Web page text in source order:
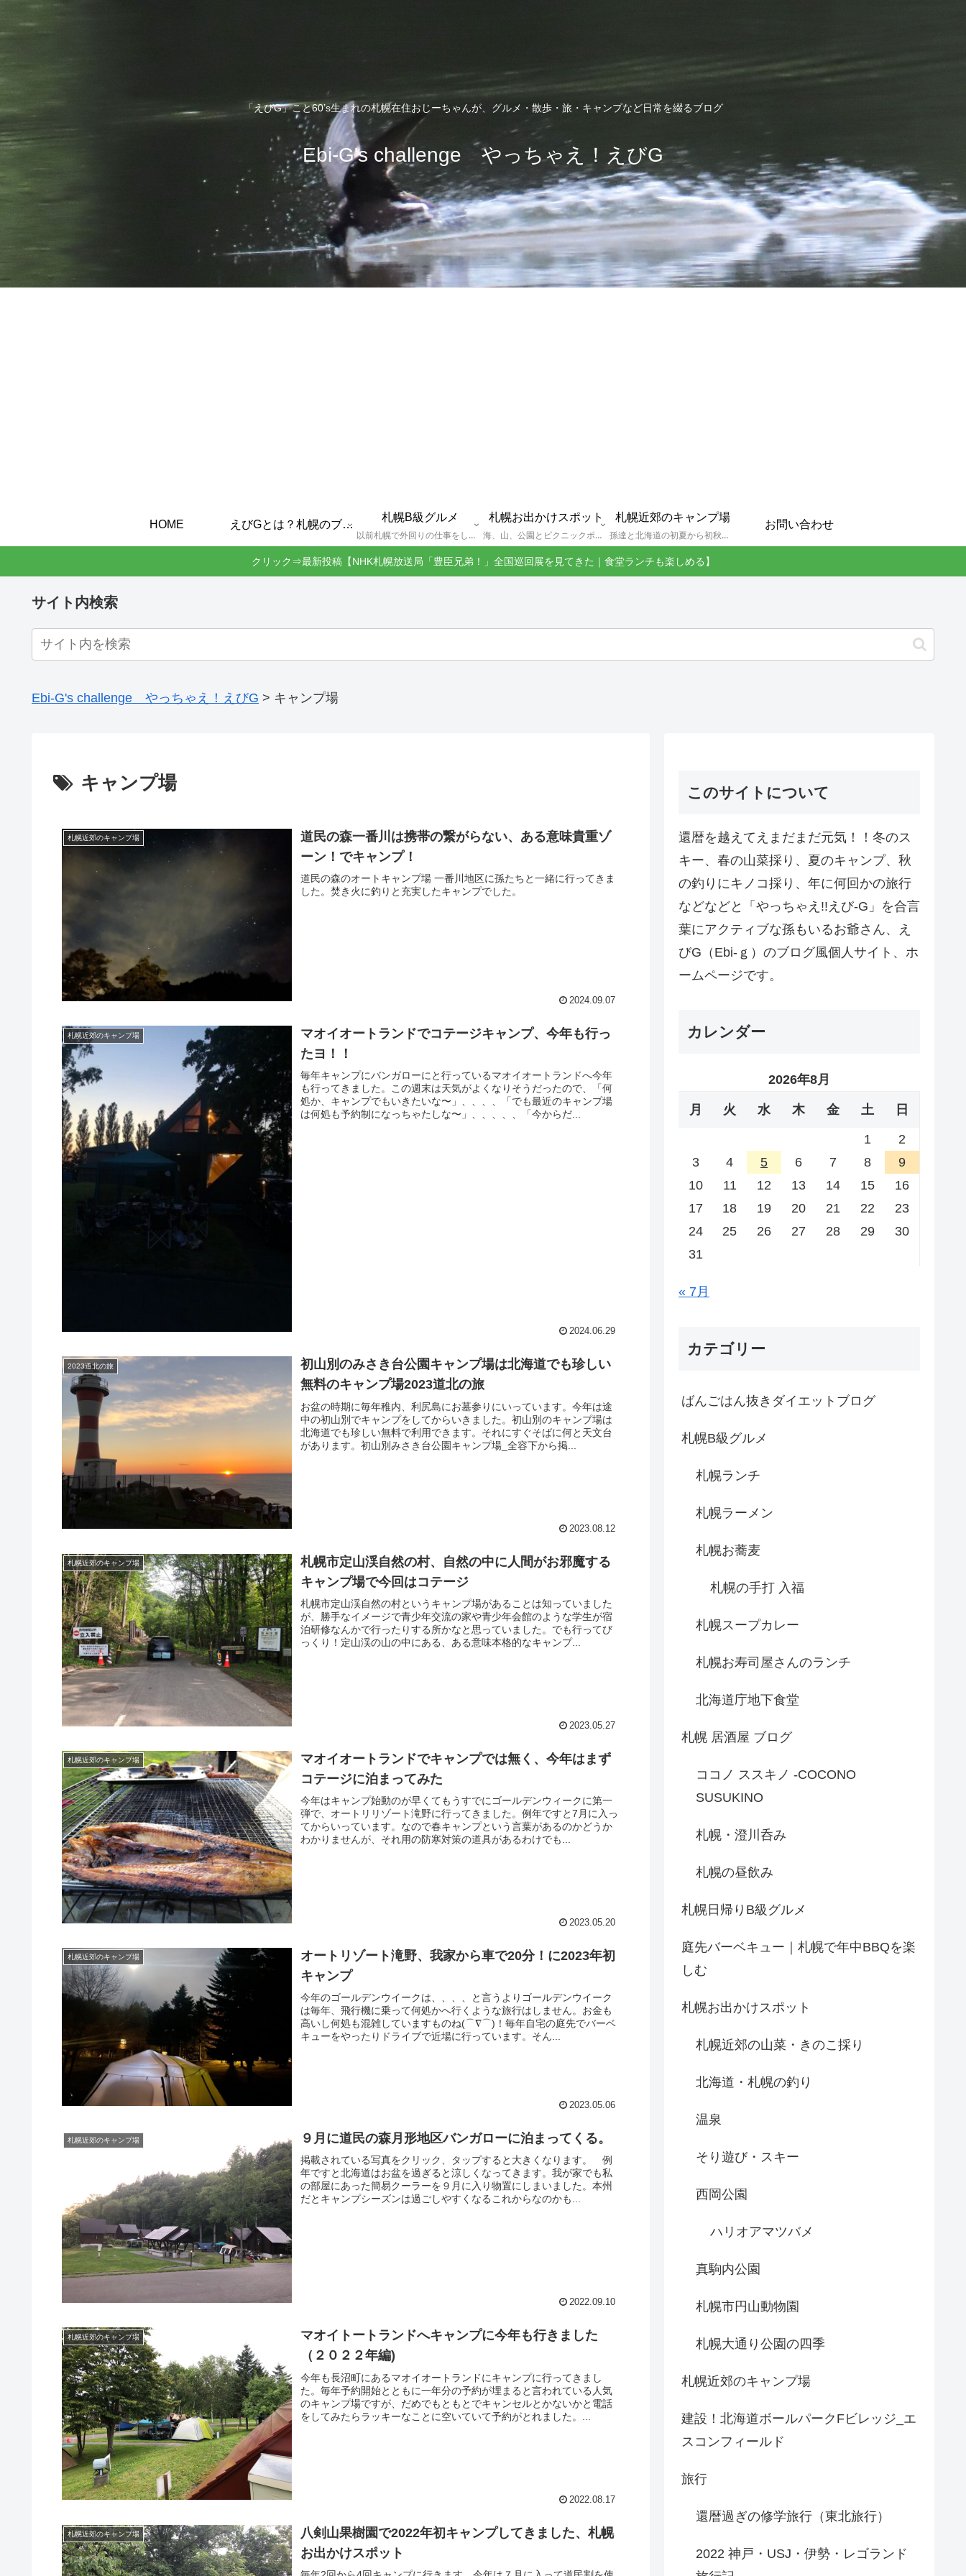
「えびG」こと60’s生まれの札幌在住おじーちゃんが、グルメ・散歩・旅・キャンプなど日常を綴るブログ
Ebi-G's challenge やっちゃえ！えびG
HOME えびGとは？札幌のブログ運営者プロフィール
札幌B級グルメ
以前札幌で外回りの仕事をしていた還暦過ぎブロガー「えびG」がランチ（サラリーマンランチ、サラメシ）を中心に、おそば、ラーメン、中華、日替わりランチを「札幌Bグルメ」と題してレポートしているブログカテゴリーのページです。現在は定年後の再雇用で札幌中とはいかなまでも会社の近くのすすきの界隈や家のある札幌市南区を中心に徘徊しております。
札幌お出かけスポット
海、山、公園とピクニックポイントや名所、旧跡などなど、、、、、札幌はもとより郊外の無理なく日帰りでいって帰ってこれるお出かけスポットを孫っち達（小学５、３年生、幼稚園年長さんの３人）とえびGがお出かけをして紹介しているページです。
札幌近郊のキャンプ場
孫達と北海道の初夏から初秋にかけてキャンプに出かけます。キャンプ場情報だったり料理だったり花火や遊びに虫取りとまさに「やっちゃえ！えびG」やりたい放題のブログです。
お問い合わせ
クリック⇒最新投稿【NHK札幌放送局「豊臣兄弟！」全国巡回展を見てきた｜食堂ランチも楽しめる】
サイト内検索
Ebi-G's challenge やっちゃえ！えびG > キャンプ場
キャンプ場
札幌近郊のキャンプ場
道民の森一番川は携帯の繋がらない、ある意味貴重ゾ
ーン！でキャンプ！
道民の森のオートキャンプ場 一番川地区に孫たちと一緒に行ってきま
した。焚き火に釣りと充実したキャンプでした。
2024.09.07
札幌近郊のキャンプ場
マオイオートランドでコテージキャンプ、今年も行っ
たヨ！！
毎年キャンプにバンガローにと行っているマオイオートランドへ今年
も行ってきました。この週末は天気がよくなりそうだったので、「何
処か、キャンプでもいきたいな〜」、、、、「でも最近のキャンプ場
は何処も予約制になっちゃたしな〜」、、、、、「今からだ...
2024.06.29
2023道北の旅
初山別のみさき台公園キャンプ場は北海道でも珍しい
無料のキャンプ場2023道北の旅
お盆の時期に毎年稚内、利尻島にお墓参りにいっています。今年は途
中の初山別でキャンプをしてからいきました。初山別のキャンプ場は
北海道でも珍しい無料で利用できます。それにすぐそばに何と天文台
があります。初山別みさき台公園キャンプ場_全容下から掲...
2023.08.12
札幌近郊のキャンプ場
札幌市定山渓自然の村、自然の中に人間がお邪魔する
キャンプ場で今回はコテージ
札幌市定山渓自然の村というキャンプ場があることは知っていました
が、勝手なイメージで青少年交流の家や青少年会館のような学生が宿
泊研修なんかで行ったりする所かなと思っていました。でも行ってび
っくり！定山渓の山の中にある、ある意味本格的なキャンプ...
2023.05.27
札幌近郊のキャンプ場
マオイオートランドでキャンプでは無く、今年はまず
コテージに泊まってみた
今年はキャンプ始動のが早くてもうすでにゴールデンウィークに第一
弾で、オートリリゾート滝野に行ってきました。例年ですと7月に入っ
てからいっています。なので春キャンプという言葉があるのかどうか
わかりませんが、それ用の防寒対策の道具があるわけでも...
2023.05.20
札幌近郊のキャンプ場
オートリゾート滝野、我家から車で20分！に2023年初
キャンプ
今年のゴールデンウイークは、、、、と言うよりゴールデンウイーク
は毎年、飛行機に乗って何処かへ行くような旅行はしません。お金も
高いし何処も混雑していますものね(⌒∇⌒)！毎年自宅の庭先でバーベ
キューをやったりドライブで近場に行っています。そん...
2023.05.06
札幌近郊のキャンプ場 ９月に道民の森月形地区バンガローに泊まってくる。
掲載されている写真をクリック、タップすると大きくなります。 例
年ですと北海道はお盆を過ぎると涼しくなってきます。我が家でも私
の部屋にあった簡易クーラーを９月に入り物置にしまいました。本州
だとキャンプシーズンは過ごしやすくなるこれからなのかも...
2022.09.10
札幌近郊のキャンプ場
マオイトートランドへキャンプに今年も行きました
（２０２２年編)
今年も長沼町にあるマオイオートランドにキャンプに行ってきまし
た。毎年予約開始とともに一年分の予約が埋まると言われている人気
のキャンプ場ですが、だめでもともとでキャンセルとかないかと電話
をしてみたらラッキーなことに空いていて予約がとれました。...
2022.08.17
札幌近郊のキャンプ場
八剣山果樹園で2022年初キャンプしてきました、札幌
お出かけスポット
このサイトについて
還暦を越えてえまだまだ元気！！冬のス
キー、春の山菜採り、夏のキャンプ、秋
の釣りにキノコ採り、年に何回かの旅行
などなどと「やっちゃえ!!えび-G」を合言
葉にアクティブな孫もいるお爺さん、え
びG（Ebi-ｇ）のブログ風個人サイト、ホ
ームページです。
カレンダー
2026年8月
月 火 水 木 金 土 日
1
2
3
4 5 6 7 8
9
10
11 12 13 14 15
16
17
18 19 20 21 22
23
24
25 26 27 28 29
30
31
« 7月
カテゴリー
ばんごはん抜きダイエットブログ
札幌B級グルメ
札幌ランチ
札幌ラーメン
札幌お蕎麦
札幌の手打 入福
札幌スープカレー
札幌お寿司屋さんのランチ
北海道庁地下食堂
札幌 居酒屋 ブログ
ココノ ススキノ -COCONO
SUSUKINO
札幌・澄川呑み
札幌の昼飲み
札幌日帰りB級グルメ
庭先バーベキュー｜札幌で年中BBQを楽
しむ
札幌お出かけスポット
札幌近郊の山菜・きのこ採り
北海道・札幌の釣り
温泉
そり遊び・スキー
西岡公園
ハリオアマツバメ
真駒内公園
札幌市円山動物園
札幌大通り公園の四季
札幌近郊のキャンプ場
建設！北海道ボールパークFビレッジ_エ
スコンフィールド
旅行
還暦過ぎの修学旅行（東北旅行）
2022 神戸・USJ・伊勢・レゴランド